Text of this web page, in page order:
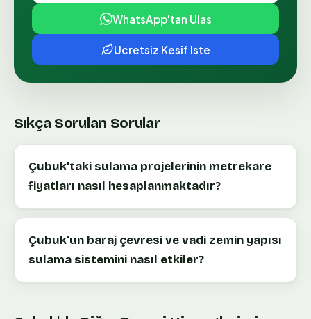
WhatsApp'tan Ulas
Ucretsiz Kesif Iste
Sıkça Sorulan Sorular
Çubuk'taki sulama projelerinin metrekare
fiyatları nasıl hesaplanmaktadır?
Çubuk'un baraj çevresi ve vadi zemin yapısı
sulama sistemini nasıl etkiler?